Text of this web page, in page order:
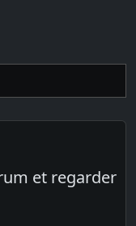
et regarder